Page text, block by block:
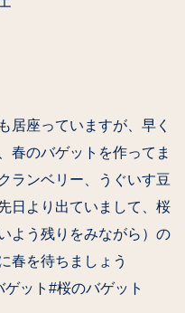
居座っていますが、早く
春のバゲットを作ってま
ランベリー、うぐいす豆
日より出ていまして、桜
よう残りをみながら）の
春を待ちましょう️
ット#桜のバゲット